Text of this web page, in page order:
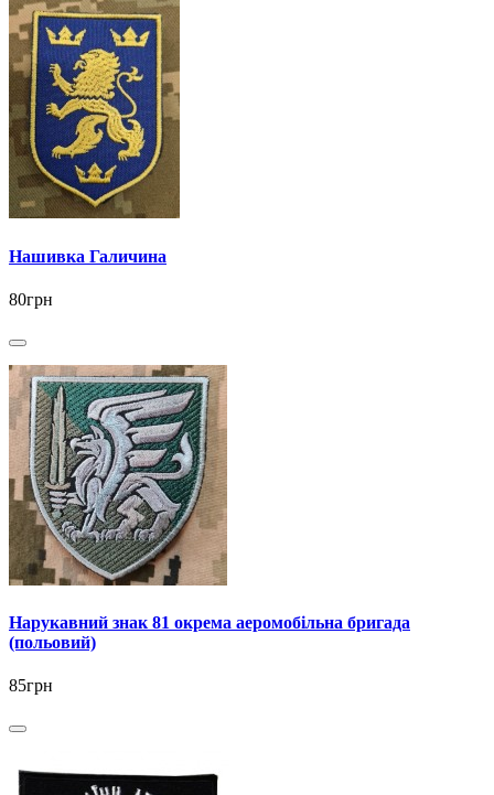
Нашивка Галичина
80грн
Нарукавний знак 81 окрема аеромобільна бригада
(польовий)
85грн